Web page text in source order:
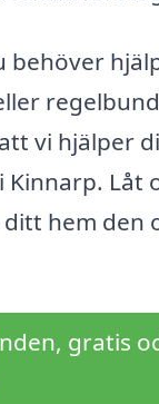
behöver
vi hjälper
Låt
hem den
gratis